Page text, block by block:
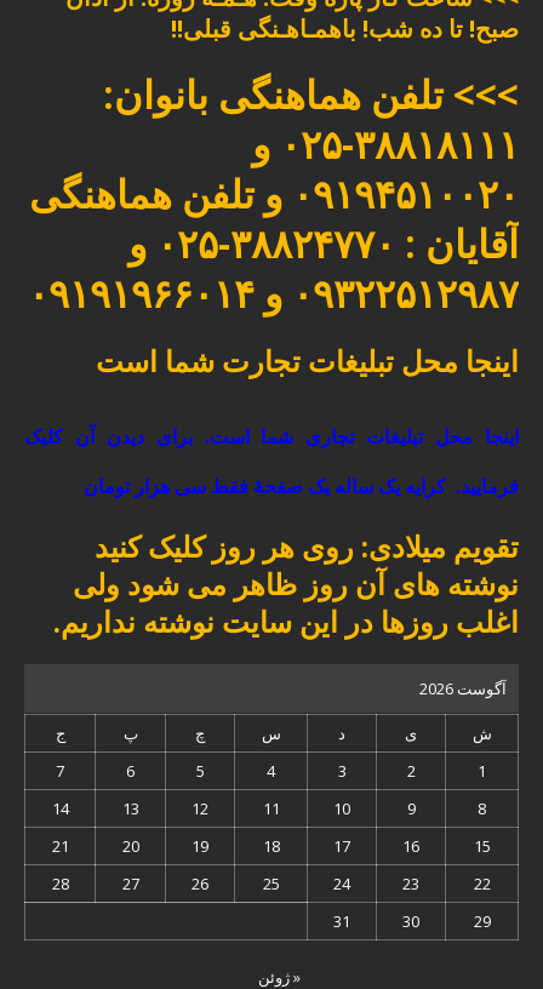
صبح! تا ده شب! باهمـاهـنگی قبلی!!
>>> تلفن هماهنگی بانوان:
۳۸۸۱۸۱۱۱-۰۲۵ و
۰۹۱۹۴۵۱۰۰۲۰ و تلفن هماهنگی
آقایان : ۳۸۸۲۴۷۷۰-۰۲۵ و
۰۹۳۲۲۵۱۲۹۸۷ و ۰۹۱۹۱۹۶۶۰۱۴
اینجا محل تبلیغات تجارت شما است
اینجا محل تبلیغات تجاری شما است. برای دیدن آن کلیک
فرمایید. کرایه یک ساله یک صفحۀ فقط سی هزار تومان
تقویم میلادی: روی هر روز کلیک کنید
نوشته های آن روز ظاهر می شود ولی
اغلب روزها در این سایت نوشته نداریم.
آگوست 2026
ش ی د س چ پ
ج
1
2
3
4
5
6
7
8
9
10
11
12
13
14
15
16
17
18
19
20
21
22
23
24
25
26
27
28
29
30
31
« ژوئن